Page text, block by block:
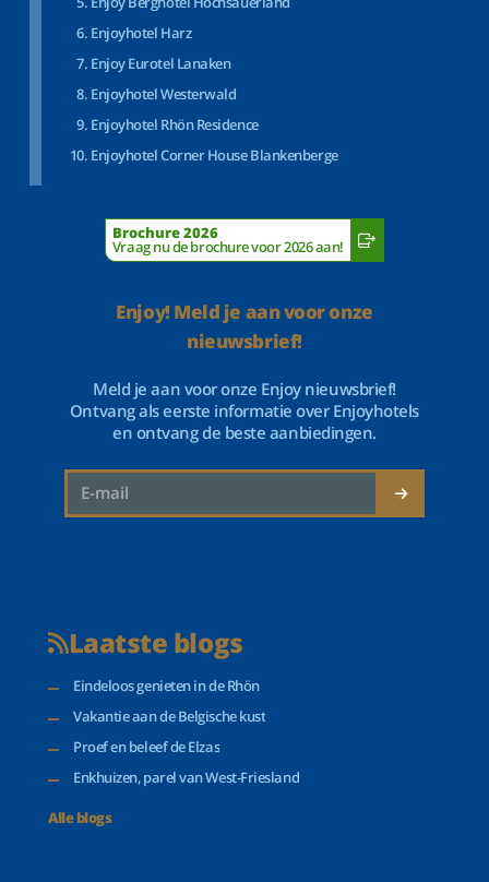
Enjoyhotel Harz
Enjoy Eurotel Lanaken
Enjoyhotel Westerwald
Enjoyhotel Rhön Residence
Enjoyhotel Corner House Blankenberge
Brochure 2026
Vraag nu de brochure voor 2026 aan!
Enjoy! Meld je aan voor onze
nieuwsbrief!
Meld je aan voor onze Enjoy nieuwsbrief!
Ontvang als eerste informatie over Enjoyhotels
en ontvang de beste aanbiedingen.
Laatste blogs
Eindeloos genieten in de Rhön
Vakantie aan de Belgische kust
Proef en beleef de Elzas
Enkhuizen, parel van West-Friesland
Alle blogs